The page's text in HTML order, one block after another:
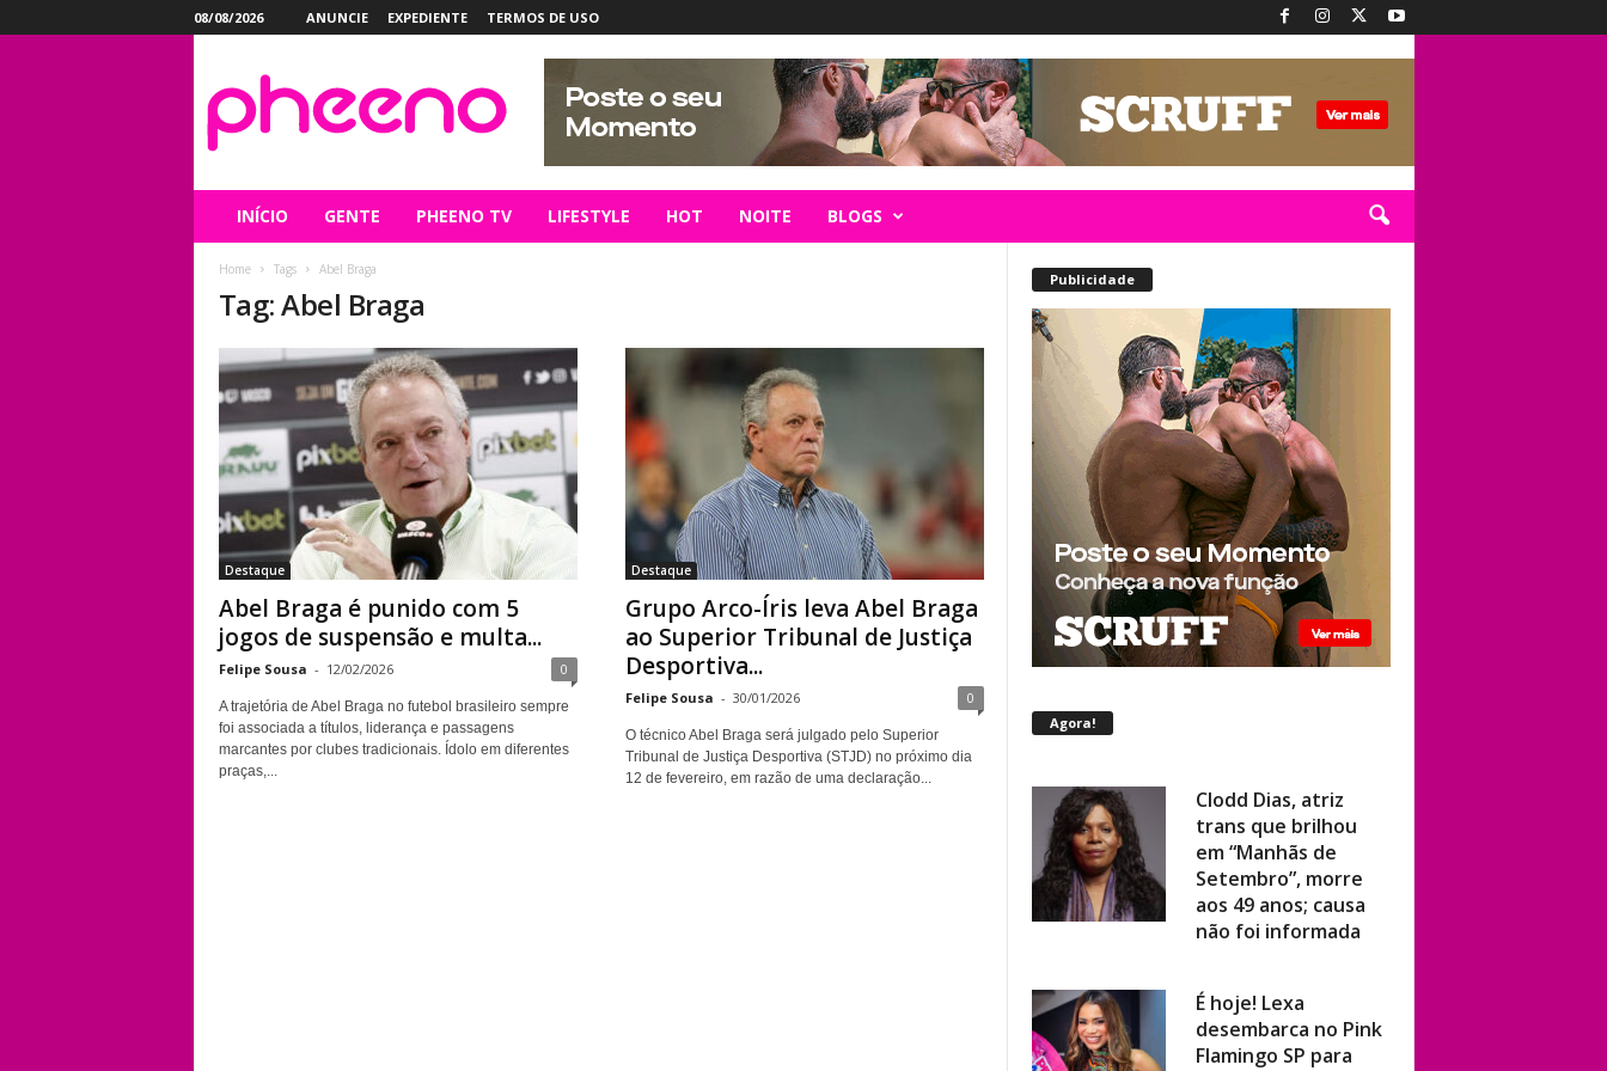
08/08/2026 ANUNCIE EXPEDIENTE TERMOS DE USO
INÍCIO GENTE PHEENO TV LIFESTYLE HOT NOITE BLOGS
Home Tags Abel Braga
Tag: Abel Braga
Destaque
Abel Braga é punido com 5
jogos de suspensão e multa...
Felipe Sousa - 12/02/2026 0
A trajetória de Abel Braga no futebol brasileiro sempre
foi associada a títulos, liderança e passagens
marcantes por clubes tradicionais. Ídolo em diferentes
praças,...
Destaque
Grupo Arco-Íris leva Abel Braga
ao Superior Tribunal de Justiça
Desportiva...
Felipe Sousa - 30/01/2026 0
O técnico Abel Braga será julgado pelo Superior
Tribunal de Justiça Desportiva (STJD) no próximo dia
12 de fevereiro, em razão de uma declaração...
Publicidade
Agora!
trans que brilhou
em “Manhãs de
Setembro”, morre
aos 49 anos; causa
não foi informada
desembarca no Pink
Flamingo SP para
show ao vivo com